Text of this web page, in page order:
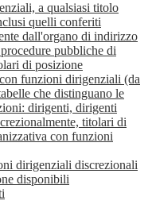
a qualsiasi titolo
quelli conferiti
dall'organo di indirizzo
pubbliche di
di posizione
funzioni dirigenziali (da
che distinguano le
dirigenti, dirigenti
titolari di
con funzioni
dirigenziali discrezionali
disponibili